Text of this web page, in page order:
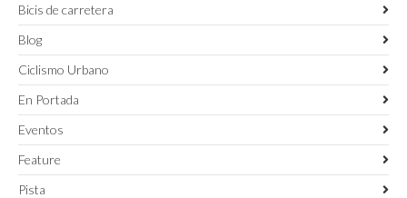
Bicis de carretera
Blog
Ciclismo Urbano
En Portada
Eventos
Feature
Pista